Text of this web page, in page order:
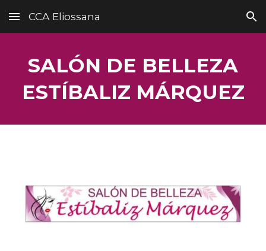
Skip to main content Skip to navigation
CCA Eliossana
SALÓN DE BELLEZA
ESTÍBALIZ MÁRQUEZ